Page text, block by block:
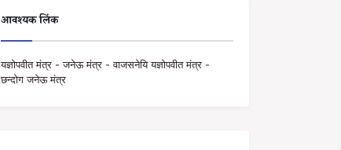
आवश्यक लिंक
यज्ञोपवीत मंत्र - जनेऊ मंत्र - वाजसनेयि यज्ञोपवीत मंत्र -
छन्दोग जनेऊ मंत्र